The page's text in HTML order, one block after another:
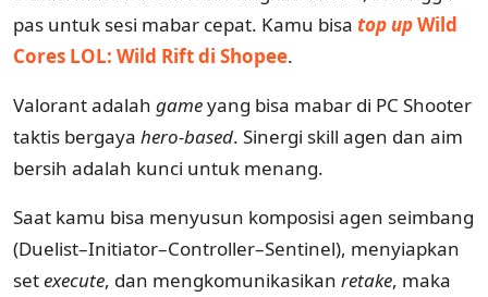
pas untuk sesi mabar cepat. Kamu bisa top upWild
Cores LOL: Wild Rift di Shopee.
Valorant adalah gameyang bisa mabar di PC Shooter
taktis bergaya hero-based. Sinergi skill agen dan aim
bersih adalah kunci untuk menang.
Saat kamu bisa menyusun komposisi agen seimbang
(Duelist–Initiator–Controller–Sentinel), menyiapkan
setexecute, dan mengkomunikasikan retake, maka